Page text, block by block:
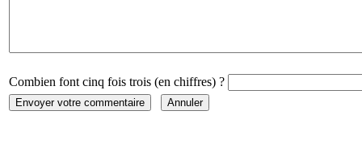
Combien font cinq fois trois (en chiffres) ?